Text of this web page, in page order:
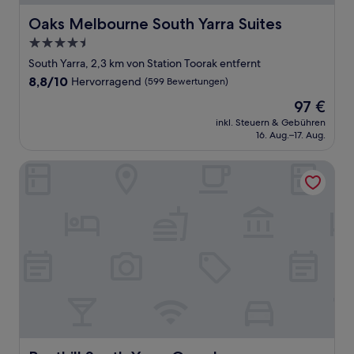
Oaks Melbourne South Yarra Suites
Oaks Melbourne South Yarra Suites
4.5-
Sterne-
Unterkunft
South Yarra, 2,3 km von Station Toorak entfernt
8.8
8,8/10 Hervorragend (599 Bewertungen)
Der
Preis
beträgt
97 €
inkl. Steuern & Gebühren
16. Aug.–17. Aug.